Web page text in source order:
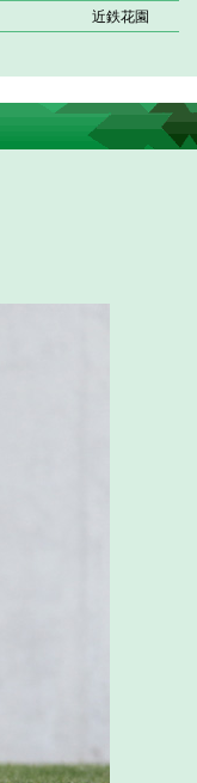
近鉄花園